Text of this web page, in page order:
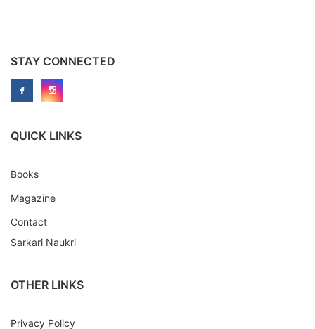
STAY CONNECTED
QUICK LINKS
Books
Magazine
Contact
Sarkari Naukri
OTHER LINKS
Privacy Policy